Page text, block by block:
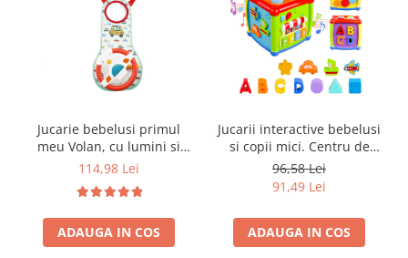
Jucarie bebelusi primul
meu Volan, cu lumini si
sunete, cu activitati
pentru scaunul de masina
si calatorii linistite. Cadou
fete si baieti 1,2,3 ani
114,98 Lei
ADAUGA IN COS
Jucarii interactive bebelusi
si copii mici. Centru de
activitati - Cub cu activitati
educative si invatare
timpurie pentru copilul tau.
Jucarii educative cu muzica
si sunete, ceas de jucarie +
litere
96,58 Lei
91,49 Lei
ADAUGA IN COS